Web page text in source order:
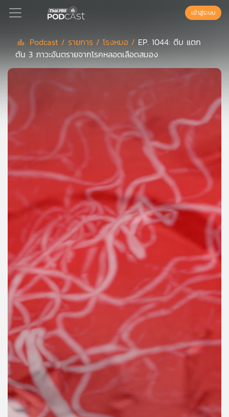
Podcast
เพล
ลิ
สต์
เพล
เพลง
บทความ
ข่าว
และ
กิจกรรม
เกี่ยว
เข้าสู่ระบบ
Podcast / รายการ /โรงหมอ / EP. 1044: ตีบ แตก
ตัน 3 ภาวะอันตรายจากโรคหลอดเลือดสมอง